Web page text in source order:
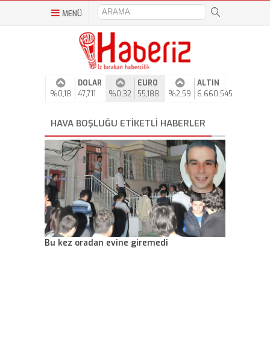
MENÜ
%0,18
DOLAR
47,711
%0,32
EURO
55,188
%2,59
ALTIN
6.660,545
HAVA BOŞLUĞU ETIKETLI HABERLER
Bu kez oradan evine giremedi